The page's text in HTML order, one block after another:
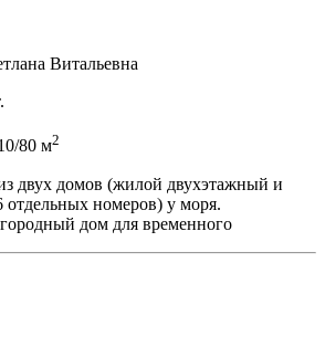
Витальевна
80 м2
двух домов (жилой двухэтажный и
отдельных номеров) у моря.
дом для временного